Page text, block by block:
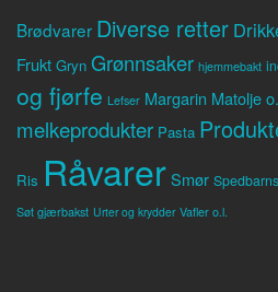
Brødvarer Diverse retter
Frukt Gryn Grønnsaker hjemmebakt
og fjørfe Lefser Margarin Matolje
melkeprodukter Pasta
Ris RåvarerSmør
Søt gjærbakst Urter og krydder Vafler o.l.